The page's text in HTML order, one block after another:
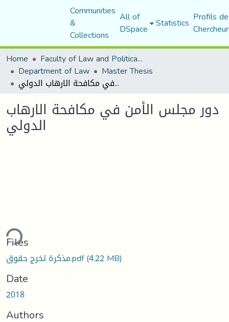
Communities
&
Collections
All of
DSpace Statistics Profils
Home
Faculty of Law and Political Science
Department of Law Master Thesis
دور مجلس الأمن في مكافحة الارهاب الدولي
دور مجلس الأمن في مكافحة الارهاب
الدولي
Files
مذكرة تخرج حقوق.pdf(4.22 MB)
Date
2018
Authors